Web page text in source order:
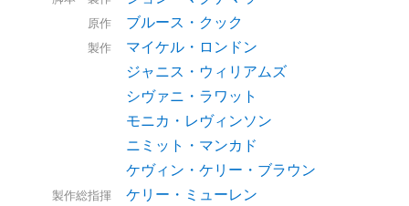
原作 ブルース・クック
製作
マイケル・ロンドン
ジャニス・ウィリアムズ
シヴァニ・ラワット
モニカ・レヴィンソン
ニミット・マンカド
ケヴィン・ケリー・ブラウン
製作総指揮 ケリー・ミューレン